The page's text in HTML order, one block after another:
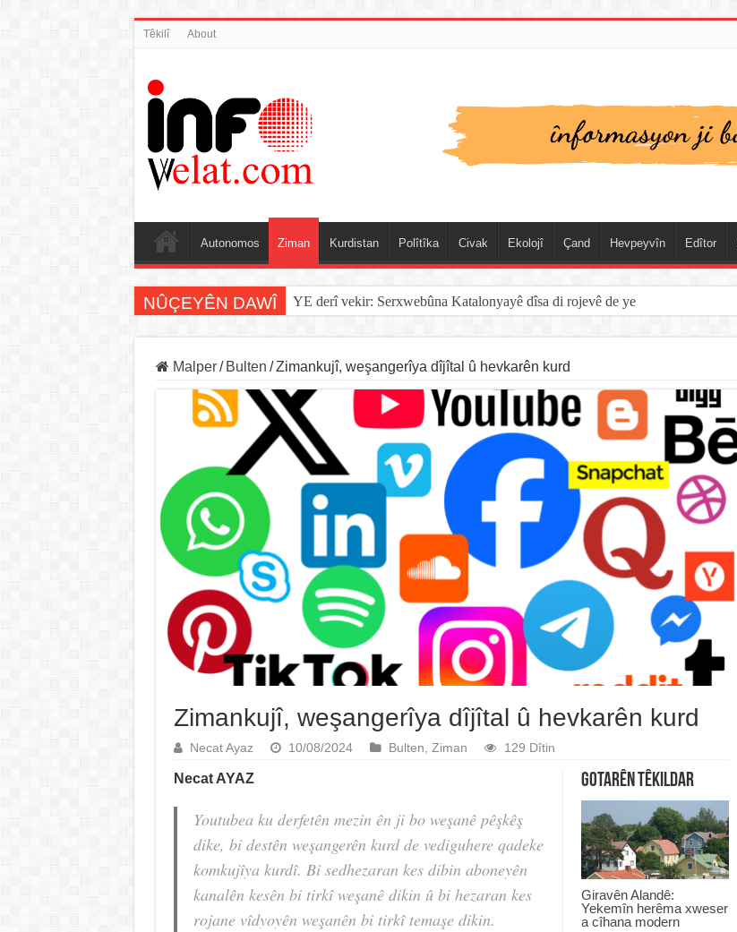
Têkilî About
Autonomos Ziman Kurdistan Polîtîka Civak Ekolojî Çand Hevpeyvîn Edîtor
NÛÇEYÊN DAWÎ YE derî vekir: Serxwebûna Katalonyayê dîsa di rojevê de ye
Sînorê di navbera Îspanya û Cebelîtariqê de hate rakirin
Malper / Bulten / Zimankujî, weşangerîya dîjîtal û hevkarên kurd
Zimankujî, weşangerîya dîjîtal û hevkarên kurd
Necat Ayaz 10/08/2024 Bulten, Ziman 129 Dîtin
Gotarên Têkildar
Giravên Alandê:
Yekemîn herêma xweser
a cîhana modern
Necat AYAZ
Youtubea ku derfetên mezin ên ji bo weşanê pêşkêş
dike, bi destên weşangerên kurd de vediguhere qadeke
komkujîya kurdî. Bi sedhezaran kes dibin aboneyên
kanalên kesên bi tirkî weşanê dikin û bi hezaran kes
rojane vîdyoyên weşanên bi tirkî temaşe dikin.